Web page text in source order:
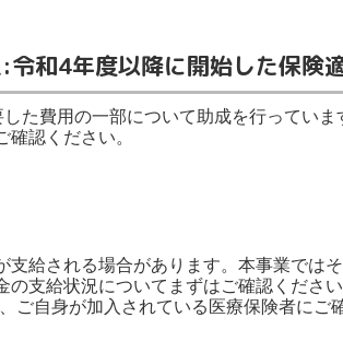
和4年度以降に開始した保険
た費用の一部について助成を行ってい
認ください。
給される場合があります。本事業では
支給状況についてまずはご確認くださ
ご自身が加入されている医療保険者にご